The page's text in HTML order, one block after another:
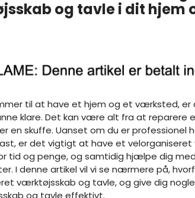
og tavle i dit hjem
til at have et hjem og et værksted, er
klare. Det kan være alt fra at reparere
en skuffe. Uanset om du er
er det vigtigt at have et
tid og penge, og samtidig hjælpe dig
I denne artikel vil vi se nærmere på,
værktøjsskab og tavle, og give dig
og tavle effektivt.